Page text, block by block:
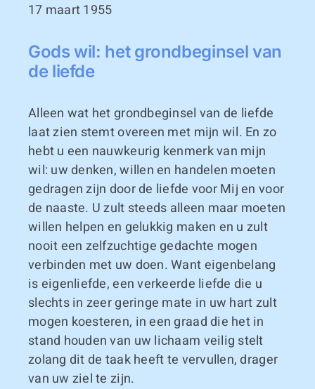
17 maart 1955
Gods wil: het grondbeginsel van
de liefde
Alleen wat het grondbeginsel van de liefde
laat zien stemt overeen met mijn wil. En zo
hebt u een nauwkeurig kenmerk van mijn
wil: uw denken, willen en handelen moeten
gedragen zijn door de liefde voor Mij en voor
de naaste. U zult steeds alleen maar moeten
willen helpen en gelukkig maken en u zult
nooit een zelfzuchtige gedachte mogen
verbinden met uw doen. Want eigenbelang
is eigenliefde, een verkeerde liefde die u
slechts in zeer geringe mate in uw hart zult
mogen koesteren, in een graad die het in
stand houden van uw lichaam veilig stelt
zolang dit de taak heeft te vervullen, drager
van uw ziel te zijn.